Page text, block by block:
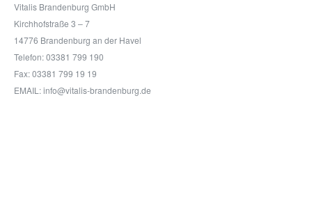
Vitalis Brandenburg GmbH
Kirchhofstraße 3 – 7
14776 Brandenburg an der Havel
Telefon: 03381 799 190
Fax: 03381 799 19 19
EMAIL: info@vitalis-brandenburg.de